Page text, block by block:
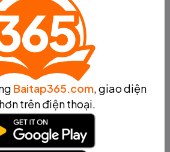
Baitap365.com, giao diện
trên điện thoại.